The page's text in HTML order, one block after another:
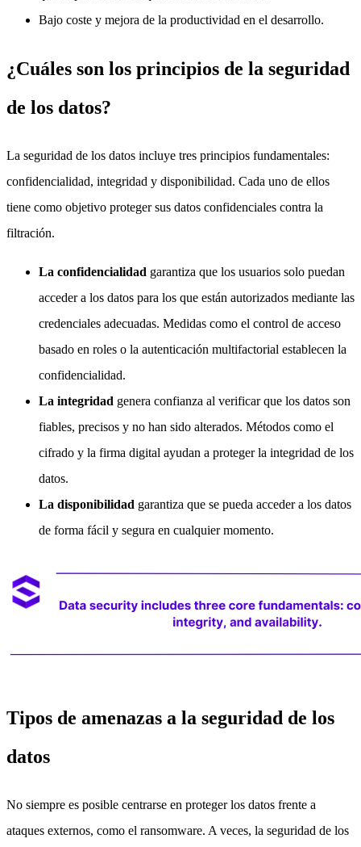
Bajo coste y mejora de la productividad en el desarrollo.
¿Cuáles son los principios de la seguridad
de los datos?
La seguridad de los datos incluye tres principios fundamentales:
confidencialidad, integridad y disponibilidad. Cada uno de ellos
tiene como objetivo proteger sus datos confidenciales contra la
filtración.
La confidencialidad garantiza que los usuarios solo puedan
acceder a los datos para los que están autorizados mediante las
credenciales adecuadas. Medidas como el control de acceso
basado en roles o la autenticación multifactorial establecen la
confidencialidad.
La integridad genera confianza al verificar que los datos son
fiables, precisos y no han sido alterados. Métodos como el
cifrado y la firma digital ayudan a proteger la integridad de los
datos.
La disponibilidad garantiza que se pueda acceder a los datos
de forma fácil y segura en cualquier momento.
Tipos de amenazas a la seguridad de los
datos
No siempre es posible centrarse en proteger los datos frente a
ataques externos, como el ransomware. A veces, la seguridad de los